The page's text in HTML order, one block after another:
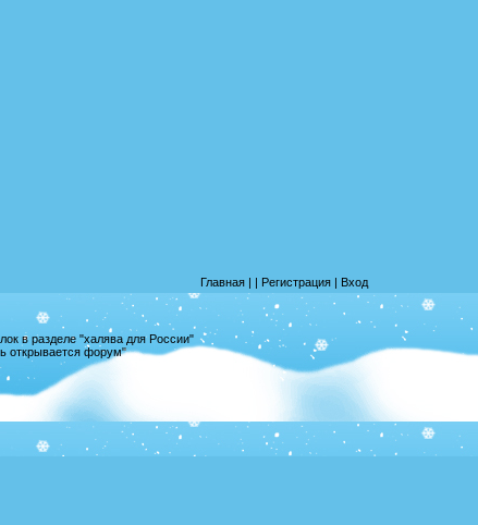
Главная | | Регистрация | Вход
в разделе "халява для России"
открывается форум"